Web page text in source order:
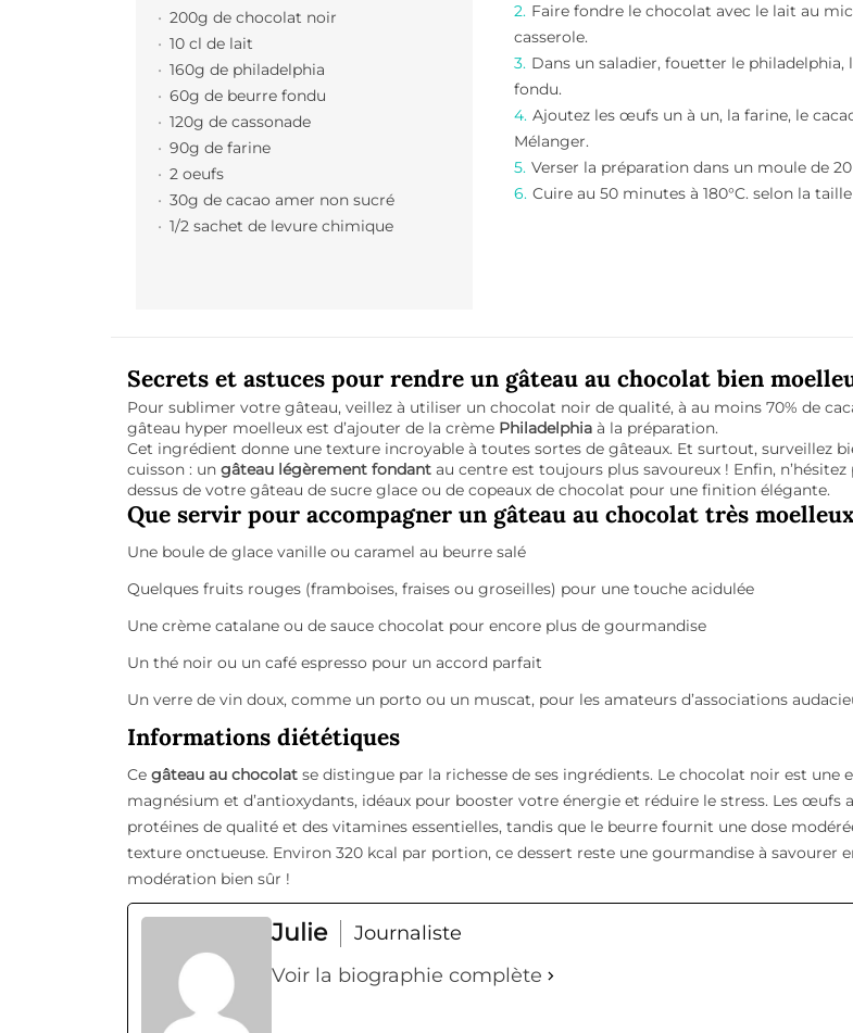
200g de chocolat noir
10 cl de lait
160g de philadelphia
60g de beurre fondu
120g de cassonade
90g de farine
2 oeufs
30g de cacao amer non sucré
1/2 sachet de levure chimique
Faire fondre le chocolat avec le lait au
casserole.
Dans un saladier, fouetter le philadelphia,
fondu.
Ajoutez les œufs un à un, la farine, le
Mélanger.
Verser la préparation dans un moule de
Cuire au 50 minutes à 180°C. selon la
Secrets et astuces pour rendre un gâteau au chocolat bien
Pour sublimer votre gâteau, veillez à utiliser un chocolat noir de qualité, à au moins 70% de
gâteau hyper moelleux est d’ajouter de la crème Philadelphia à la préparation.
Cet ingrédient donne une texture incroyable à toutes sortes de gâteaux. Et surtout, surveillez
cuisson : un gâteau légèrement fondant au centre est toujours plus savoureux ! Enfin, n’hésitez
dessus de votre gâteau de sucre glace ou de copeaux de chocolat pour une finition élégante.
Que servir pour accompagner un gâteau au chocolat très
Une boule de glace vanille ou caramel au beurre salé
Quelques fruits rouges (framboises, fraises ou groseilles) pour une touche acidulée
Une crème catalane ou de sauce chocolat pour encore plus de gourmandise
Un thé noir ou un café espresso pour un accord parfait
Un verre de vin doux, comme un porto ou un muscat, pour les amateurs d’associations
Informations diététiques
Ce gâteau au chocolat se distingue par la richesse de ses ingrédients. Le chocolat noir est une
magnésium et d’antioxydants, idéaux pour booster votre énergie et réduire le stress. Les œufs
protéines de qualité et des vitamines essentielles, tandis que le beurre fournit une dose
texture onctueuse. Environ 320 kcal par portion, ce dessert reste une gourmandise à savourer
modération bien sûr !
Julie
Journaliste
Voir la biographie complète